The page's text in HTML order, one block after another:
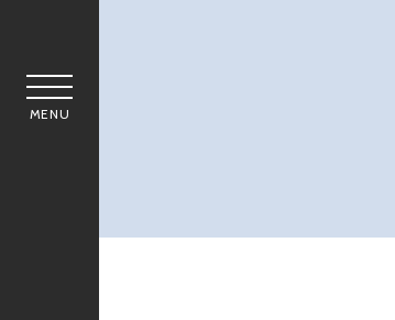
MENU